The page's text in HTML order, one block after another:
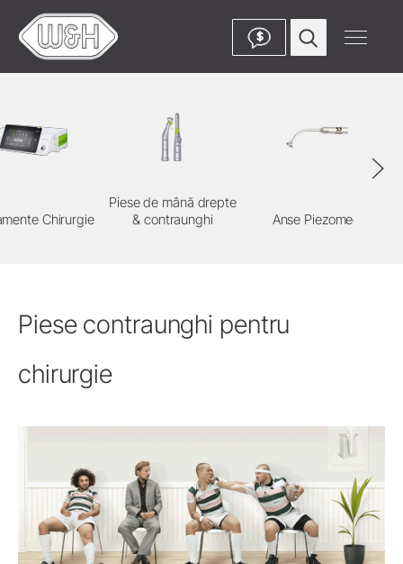
$
Chirurgie
Piese de mână drepte
& contraunghi
Anse Piezomed
Piese contraunghi pentru
chirurgie